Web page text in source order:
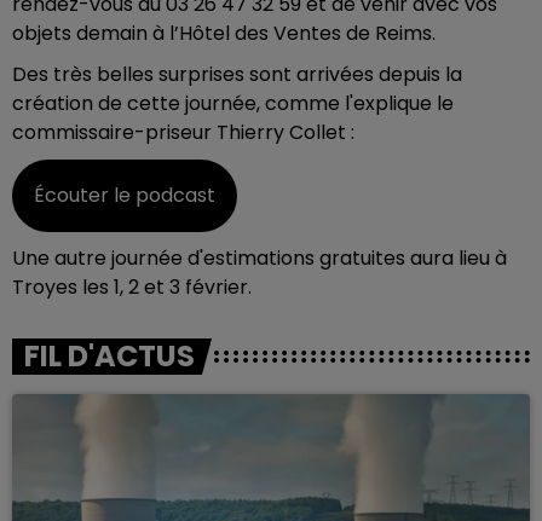
objets demain à l’Hôtel des Ventes de Reims.
Des très belles surprises sont arrivées depuis la
création de cette journée, comme l'explique le
commissaire-priseur Thierry Collet :
Écouter le podcast
Une autre journée d'estimations gratuites aura lieu à
Troyes les 1, 2 et 3 février.
FIL D'ACTUS